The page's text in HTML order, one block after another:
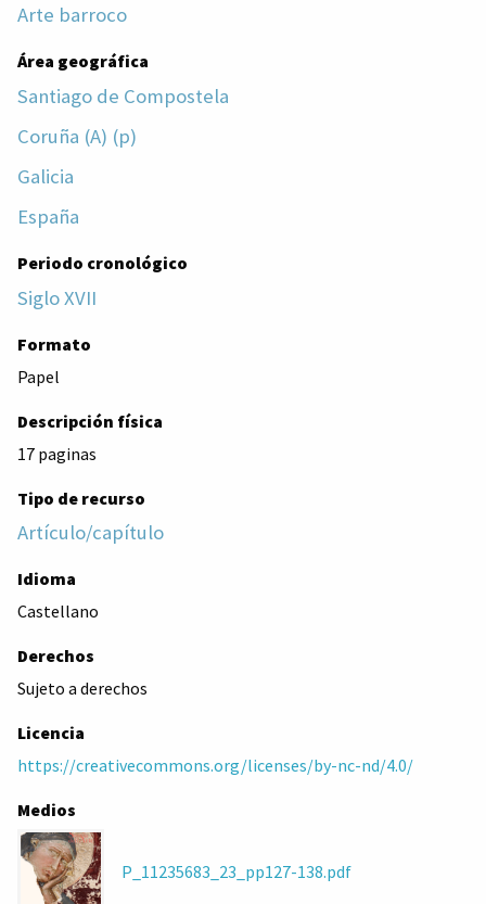
Arte barroco
Área geográfica
Santiago de Compostela
Coruña (A) (p)
Galicia
España
Periodo cronológico
Siglo XVII
Formato
Papel
Descripción física
17 paginas
Tipo de recurso
Artículo/capítulo
Idioma
Castellano
Derechos
Sujeto a derechos
Licencia
https://creativecommons.org/licenses/by-nc-nd/4.0/
Medios
P_11235683_23_pp127-138.pdf